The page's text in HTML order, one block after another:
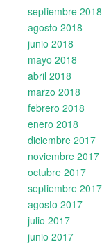
septiembre 2018
agosto 2018
junio 2018
mayo 2018
abril 2018
marzo 2018
febrero 2018
enero 2018
diciembre 2017
noviembre 2017
octubre 2017
septiembre 2017
agosto 2017
julio 2017
junio 2017